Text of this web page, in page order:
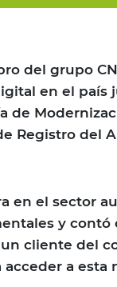
del grupo
en el país
de
Registro del
en el sector
y contó
cliente del
a esta